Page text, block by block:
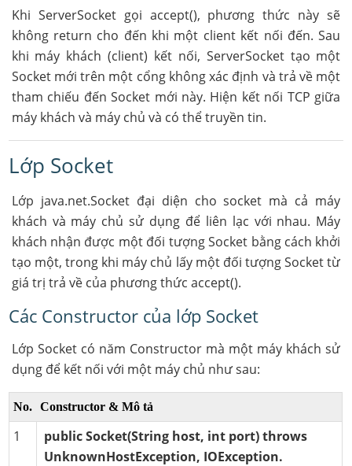
Khi ServerSocket gọi accept(), phương thức này sẽ
không return cho đến khi một client kết nối đến. Sau
khi máy khách (client) kết nối, ServerSocket tạo một
Socket mới trên một cổng không xác định và trả về một
tham chiếu đến Socket mới này. Hiện kết nối TCP giữa
máy khách và máy chủ và có thể truyền tin.
Lớp Socket
Lớp java.net.Socket đại diện cho socket mà cả máy
khách và máy chủ sử dụng để liên lạc với nhau. Máy
khách nhận được một đối tượng Socket bằng cách khởi
tạo một, trong khi máy chủ lấy một đối tượng Socket từ
giá trị trả về của phương thức accept().
Các Constructor của lớp Socket
Lớp Socket có năm Constructor mà một máy khách sử
dụng để kết nối với một máy chủ như sau:
No. Constructor & Mô tả
1
public Socket(String host, int port) throws
UnknownHostException, IOException.